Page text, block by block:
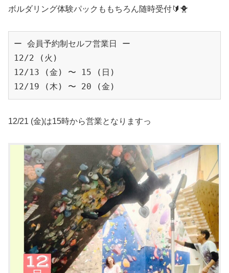
ボルダリング体験パックももちろん随時受付🔰🐥
ー 会員予約制セルフ営業日 ー
12/2 (火)
12/13 (金) 〜 15 (日)
12/19 (木) 〜 20 (金)
12/21 (金)は15時から営業となりますっ